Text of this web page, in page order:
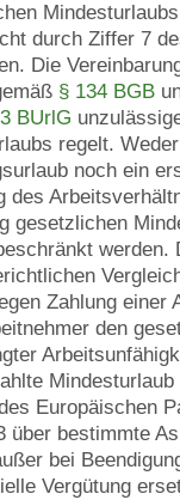
durch Ziffer 7
Die
§ 134 BGB
BUrlG
regelt.
noch ein
des
gesetzlichen
werden.
Zahlung einer
den
Europäischen
über bestimmte
bei
Vergütung